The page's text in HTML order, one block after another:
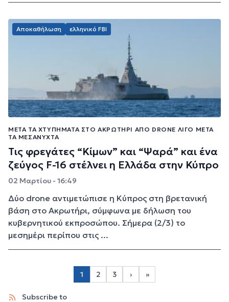
Αποκαθήλωση ελληνικό FBI
MΕΤΆ ΤΑ ΧΤΥΠΉΜΑΤΑ ΣΤΟ ΑΚΡΩΤΉΡΙ ΑΠΌ DRONE ΛΊΓΟ ΜΕΤΆ
ΤΑ ΜΕΣΆΝΥΧΤΑ
Tις φρεγάτες “Κίμων” και “Ψαρά” και ένα
ζεύγος F-16 στέλνει η Ελλάδα στην Κύπρο
02 Μαρτίου - 16:49
Δύο drone αντιμετώπισε η Κύπρος στη βρετανική
βάση στο Ακρωτήρι, σύμφωνα με δήλωση του
κυβερνητικού εκπροσώπου. Σήμερα (2/3) το
μεσημέρι περίπου στις ...
Σελιδοποίηση
1 Page 2
2 Page 3
3
Next page
›
Last page
»
Subscribe to